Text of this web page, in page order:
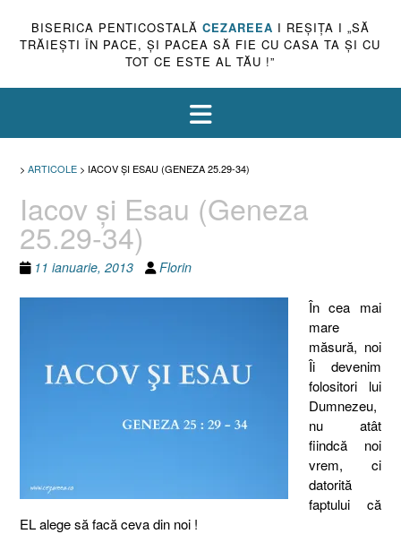
BISERICA PENTICOSTALĂ CEZAREEA I REŞIŢA I „SĂ
TRĂIEŞTI ÎN PACE, ŞI PACEA SĂ FIE CU CASA TA ŞI CU
TOT CE ESTE AL TĂU !”
> ARTICOLE > IACOV ŞI ESAU (GENEZA 25.29-34)
Iacov şi Esau (Geneza
25.29-34)
11 ianuarie, 2013 Florin
În cea mai
mare
măsură, noi
Îi devenim
folositori lui
Dumnezeu,
nu atât
fiindcă noi
vrem, ci
datorită
faptului că
EL alege să facă ceva din noi !